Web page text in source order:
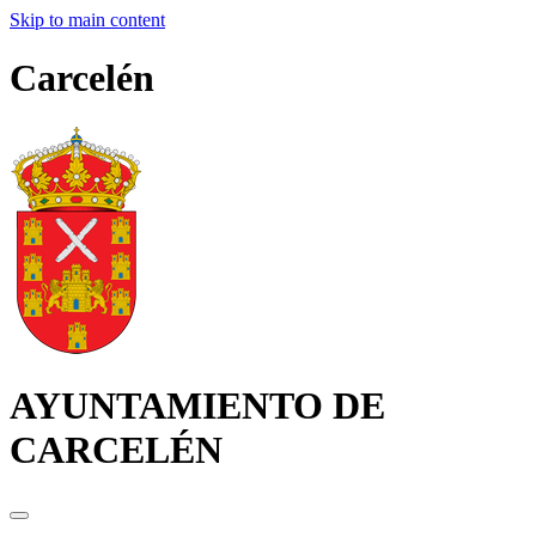
Skip to main content
Carcelén
AYUNTAMIENTO DE
CARCELÉN